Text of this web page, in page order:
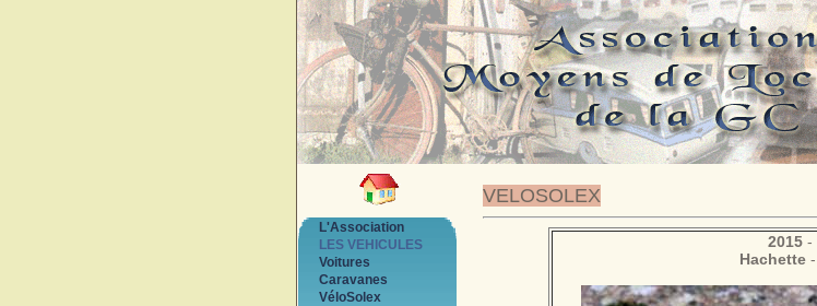
VELOSOLEX
L'Association
LES VEHICULES
Voitures
Caravanes
VéloSolex
2015-
Hachette -